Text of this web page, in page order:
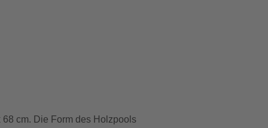
cm. Die Form des Holzpools